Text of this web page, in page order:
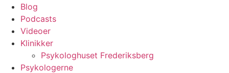
Blog
Podcasts
Videoer
Klinikker
Psykologhuset Frederiksberg
Psykologerne